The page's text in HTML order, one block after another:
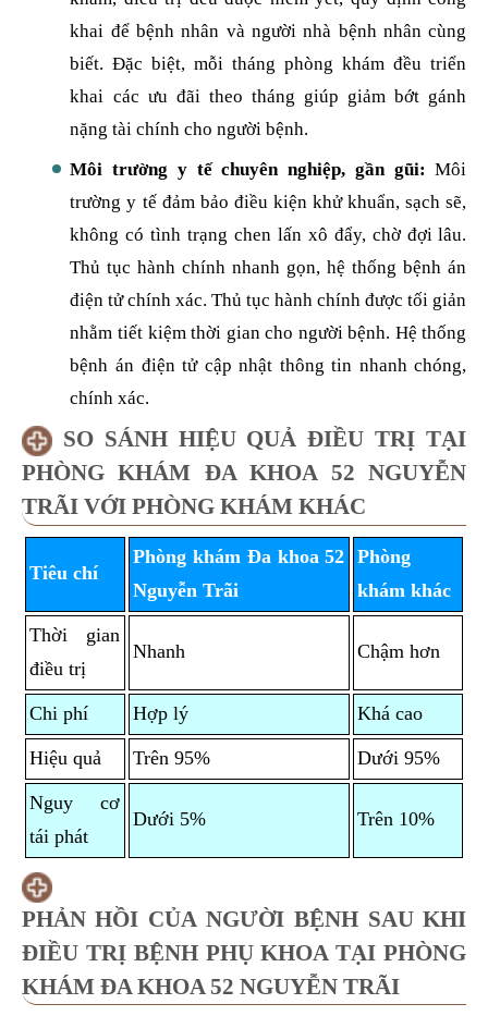
khai để bệnh nhân và người nhà bệnh nhân cùng
biết. Đặc biệt, mỗi tháng phòng khám đều triển
khai các ưu đãi theo tháng giúp giảm bớt gánh
nặng tài chính cho người bệnh.
Môi trường y tế chuyên nghiệp, gần gũi:Môi
trường y tế đảm bảo điều kiện khử khuẩn, sạch sẽ,
không có tình trạng chen lấn xô đẩy, chờ đợi lâu.
Thủ tục hành chính nhanh gọn, hệ thống bệnh án
điện tử chính xác. Thủ tục hành chính được tối giản
nhằm tiết kiệm thời gian cho người bệnh. Hệ thống
bệnh án điện tử cập nhật thông tin nhanh chóng,
chính xác.
SO SÁNH HIỆU QUẢ ĐIỀU TRỊ TẠI
PHÒNG KHÁM ĐA KHOA 52 NGUYỄN
TRÃI VỚI PHÒNG KHÁM KHÁC
Tiêu chí
Phòng khám Đa khoa 52
Nguyễn Trãi
Phòng
khám khác
Thời gian
điều trị
Nhanh Chậm hơn
Chi phí Hợp lý Khá cao
Hiệu quả Trên 95% Dưới 95%
Nguy cơ
tái phát
Dưới 5% Trên 10%
PHẢN HỒI CỦA NGƯỜI BỆNH SAU KHI
ĐIỀU TRỊ BỆNH PHỤ KHOA TẠI PHÒNG
KHÁM ĐA KHOA 52 NGUYỄN TRÃI